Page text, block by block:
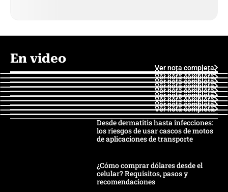
En video
Ver nota completa
Ver nota completa
Ver nota completa
Ver nota completa
Ver nota completa
Ver nota completa
Ver nota completa
Ver nota completa
Ver nota completa
Ver nota completa
Desde dermatitis hasta infecciones:
los riesgos de usar cascos de motos
de aplicaciones de transporte
¿Cómo comprar dólares desde el
celular? Requisitos, pasos y
recomendaciones